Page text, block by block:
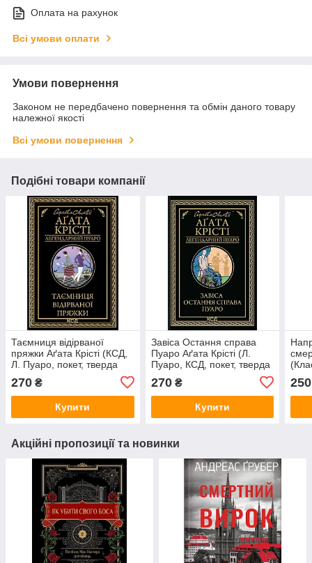
Оплата на рахунок
Всі умови оплати
Умови повернення
Законом не передбачено повернення та обмін даного товару
належної якості
Всі умови повернення
Подібні товари компанії
Таємниця відірваної
пряжки Аґата Крісті (КСД,
Л. Пуаро, покет, тверда
270 ₴
Купити
Завіса Остання справа
Пуаро Аґата Крісті (Л.
Пуаро, КСД, покет, тверда
270₴
Купити
250
Акційні пропозиції та новинки